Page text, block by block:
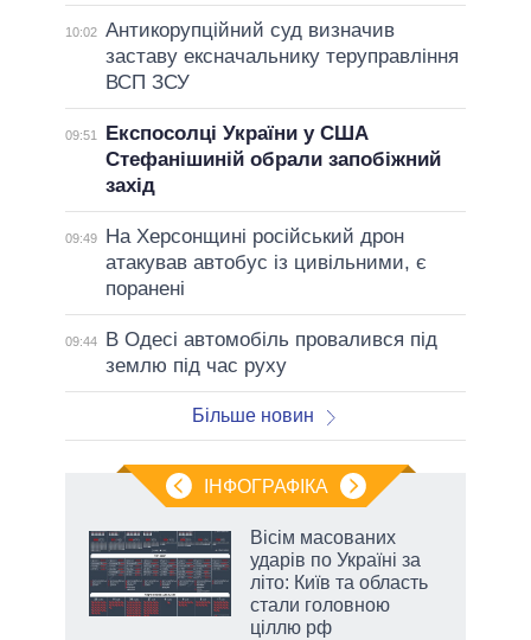
10:02 Антикорупційний суд визначив
заставу ексначальнику теруправління
ВСП ЗСУ
09:51
Експосолці України у США
Стефанішиній обрали запобіжний
захід
09:49
На Херсонщині російський дрон
атакував автобус із цивільними, є
поранені
09:44
В Одесі автомобіль провалився під
землю під час руху
Більше новин
ІНФОГРАФІКА
Вісім масованих
ударів по Україні за
літо: Київ та область
стали головною
ціллю рф